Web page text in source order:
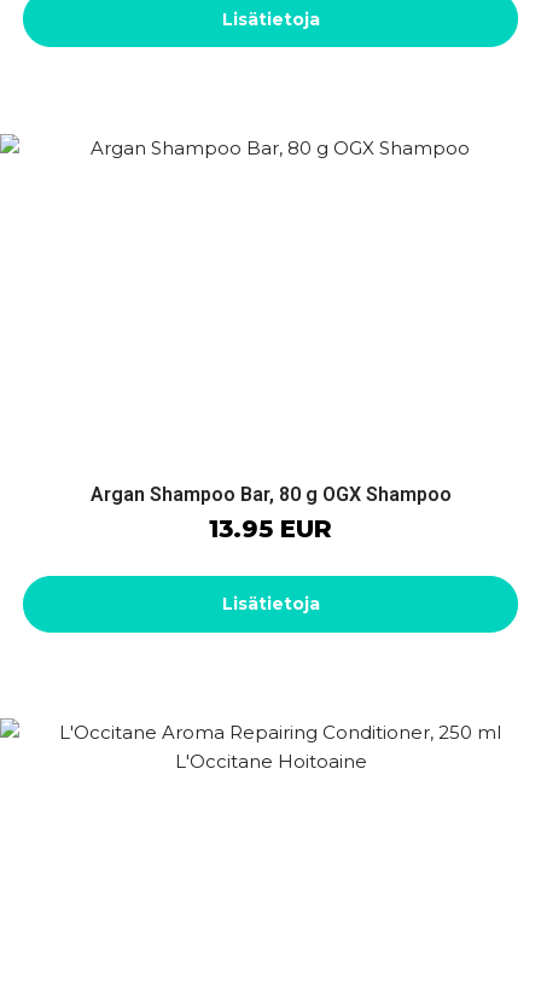
Lisätietoja
Argan Shampoo Bar, 80 g OGX Shampoo
13.95 EUR
Lisätietoja